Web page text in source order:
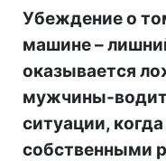
Убеждение о
машине –
оказывается
мужчины-
ситуации,
собственными